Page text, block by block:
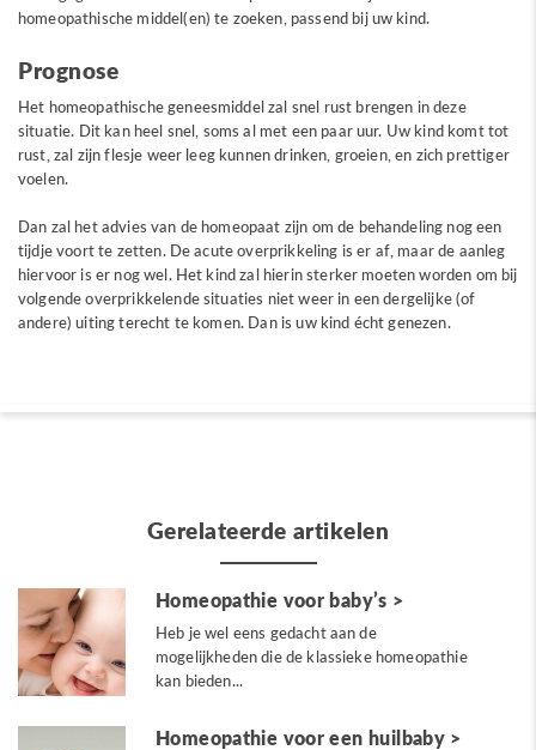
homeopathische middel(en) te zoeken, passend bij uw kind.
Prognose
Het homeopathische geneesmiddel zal snel rust brengen in deze
situatie. Dit kan heel snel, soms al met een paar uur. Uw kind komt tot
rust, zal zijn flesje weer leeg kunnen drinken, groeien, en zich prettiger
voelen.
Dan zal het advies van de homeopaat zijn om de behandeling nog een
tijdje voort te zetten. De acute overprikkeling is er af, maar de aanleg
hiervoor is er nog wel. Het kind zal hierin sterker moeten worden om bij
volgende overprikkelende situaties niet weer in een dergelijke (of
andere) uiting terecht te komen. Dan is uw kind écht genezen.
Gerelateerde artikelen
Homeopathie voor baby’s
Heb je wel eens gedacht aan de
mogelijkheden die de klassieke homeopathie
kan bieden...
Homeopathie voor een huilbaby